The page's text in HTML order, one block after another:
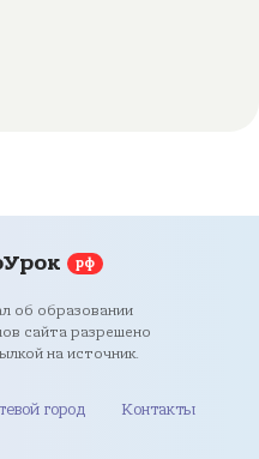
рф
об образовании
сайта разрешено
на источник.
город Контакты